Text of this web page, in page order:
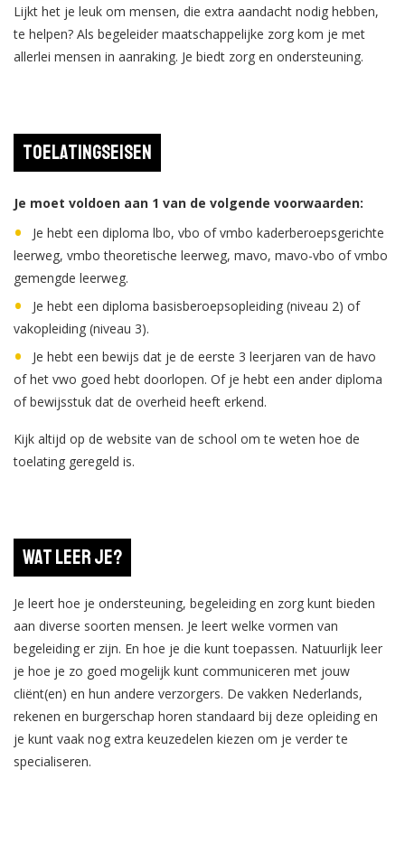
Lijkt het je leuk om mensen, die extra aandacht nodig hebben,
te helpen? Als begeleider maatschappelijke zorg kom je met
allerlei mensen in aanraking. Je biedt zorg en ondersteuning.
Toelatingseisen
Je moet voldoen aan 1 van de volgende voorwaarden:
Je hebt een diploma lbo, vbo of vmbo kaderberoepsgerichte
leerweg, vmbo theoretische leerweg, mavo, mavo-vbo of vmbo
gemengde leerweg.
Je hebt een diploma basisberoepsopleiding (niveau 2) of
vakopleiding (niveau 3).
Je hebt een bewijs dat je de eerste 3 leerjaren van de havo
of het vwo goed hebt doorlopen. Of je hebt een ander diploma
of bewijsstuk dat de overheid heeft erkend.
Kijk altijd op de website van de school om te weten hoe de
toelating geregeld is.
Wat leer je?
Je leert hoe je ondersteuning, begeleiding en zorg kunt bieden
aan diverse soorten mensen. Je leert welke vormen van
begeleiding er zijn. En hoe je die kunt toepassen. Natuurlijk leer
je hoe je zo goed mogelijk kunt communiceren met jouw
cliënt(en) en hun andere verzorgers. De vakken Nederlands,
rekenen en burgerschap horen standaard bij deze opleiding en
je kunt vaak nog extra keuzedelen kiezen om je verder te
specialiseren.